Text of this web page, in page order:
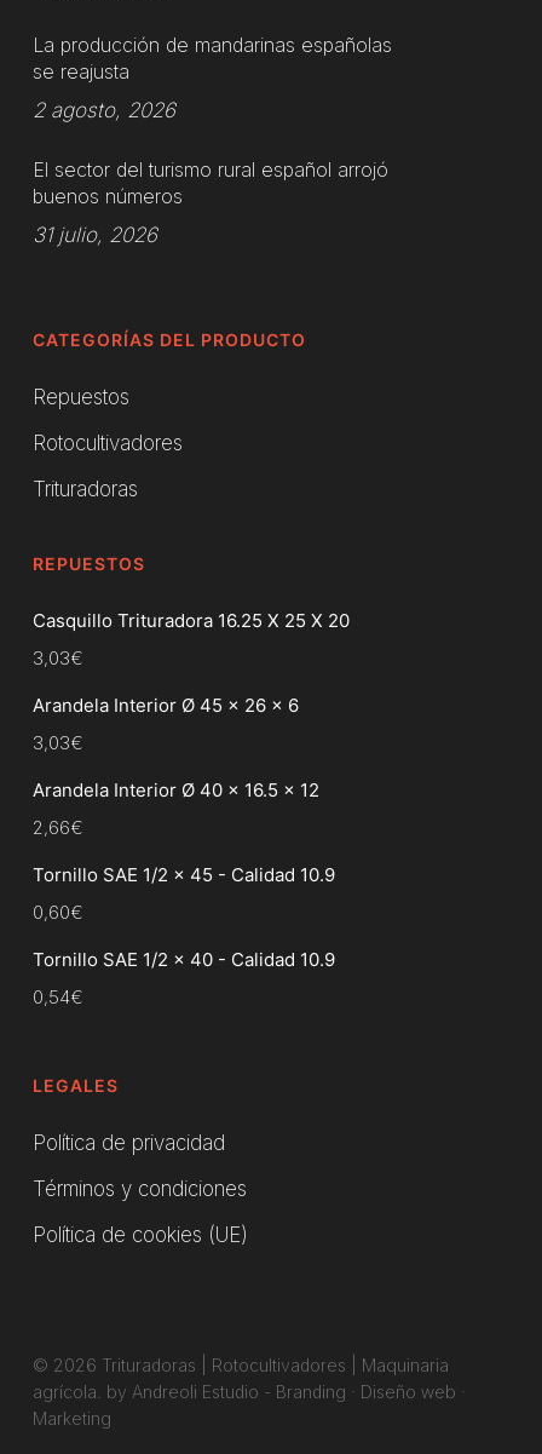
La producción de mandarinas españolas
se reajusta
2 agosto, 2026
El sector del turismo rural español arrojó
buenos números
31 julio, 2026
CATEGORÍAS DEL PRODUCTO
Repuestos
Rotocultivadores
Trituradoras
REPUESTOS
Casquillo Trituradora 16.25 X 25 X 20
3,03€
Arandela Interior Ø 45 x 26 x 6
3,03€
Arandela Interior Ø 40 x 16.5 x 12
2,66€
Tornillo SAE 1/2 x 45 - Calidad 10.9
0,60€
Tornillo SAE 1/2 x 40 - Calidad 10.9
0,54€
LEGALES
Política de privacidad
Términos y condiciones
Política de cookies (UE)
© 2026 Trituradoras | Rotocultivadores | Maquinaria
agrícola. by Andreoli Estudio - Branding · Diseño web ·
Marketing